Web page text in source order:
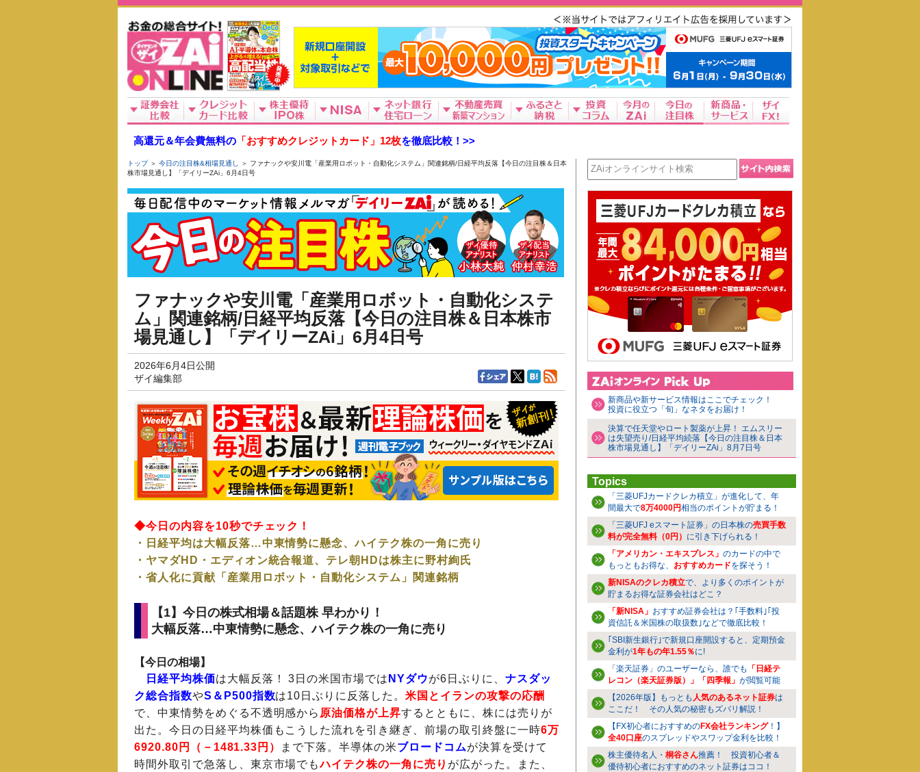
高還元＆年会費無料の 「おすすめクレジットカード」12枚を徹底比較！>>
トップ＞ 今日の注目株&相場見通し
＞ ファナックや安川電「産業用ロボット・自動化システム」関連銘柄/日経平均反落【今日の注目株＆日本
株市場見通し】「デイリーZAi」6月4日号
ファナックや安川電「産業用ロボット・自動化システ
ム」関連銘柄/日経平均反落【今日の注目株＆日本株市
場見通し】「デイリーZAi」6月4日号
2026年6月4日公開
ザイ編集部
◆今日の内容を10秒でチェック！
・日経平均は大幅反落…中東情勢に懸念、ハイテク株の一角に売り
・ヤマダHD・エディオン統合報道、テレ朝HDは株主に野村絢氏
・省人化に貢献「産業用ロボット・自動化システム」関連銘柄
【1】今日の株式相場＆話題株 早わかり！
大幅反落…中東情勢に懸念、ハイテク株の一角に売り
【今日の相場】
日経平均株価は大幅反落！ 3日の米国市場では NYダウが6日ぶりに、 ナスダッ
ク総合指数やS＆P500指数は10日ぶりに反落した。 米国とイランの攻撃の応酬
で、中東情勢をめぐる不透明感から 原油価格が上昇するとともに、株には売りが
出た。今日の日経平均株価もこうした流れを引き継ぎ、前場の取引終盤に一時6万
6920.80円（－1481.33円）
まで下落。半導体の米ブロードコムが決算を受けて
時間外取引で急落し、東京市場でもハイテク株の一角に売り が広がった。また、
新商品や新サービス情報はここでチェック！
投資に役立つ「旬」なネタをお届け！
決算で任天堂やロート製薬が上昇！ エムスリー
は失望売り/日経平均続落【今日の注目株＆日本
株市場見通し】「デイリーZAi」8月7日号
Topics
「三菱UFJカードクレカ積立」が進化して、年
間最大で8万4000円相当のポイントが貯まる！
「三菱UFJ eスマート証券」の日本株の売買手数
料が完全無料（0円） に引き下げられる！
「アメリカン・エキスプレス」 のカードの中で
もっともお得な、 おすすめカードを探そう！
新NISAのクレカ積立で、より多くのポイントが
貯まるお得な証券会社はどこ？
「新NISA」 おすすめ証券会社は？｢手数料｣｢投
資信託＆米国株の取扱数｣などで徹底比較！
｢SBI新生銀行｣で新規口座開設すると、定期預金
金利が1年もの年1.55％に!
「楽天証券」のユーザーなら、誰でも
「日経テ
レコン（楽天証券版）」「四季報」 が閲覧可能
【2026年版】もっとも 人気のあるネット証券は
ここだ！ その人気の秘密もズバリ解説！
【FX初心者におすすめのFX会社ランキング！】
全40口座のスプレッドやスワップ金利を比較！
株主優待名人・ 桐谷さん推薦！ 投資初心者＆
優待初心者におすすめのネット証券はココ！